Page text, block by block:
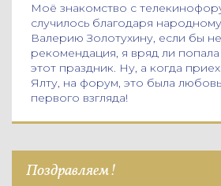
Моё знакомство с
случилось благодаря
Валерию Золотухину, если бы
рекомендация, я вряд ли
этот праздник. Ну, а когда
Ялту, на форум, это была
первого взгляда!
Поздравляем!